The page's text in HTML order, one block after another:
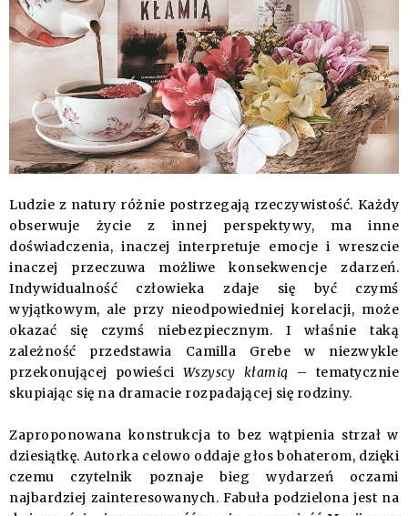
Ludzie z natury różnie postrzegają rzeczywistość. Każdy
obserwuje życie z innej perspektywy, ma inne
doświadczenia, inaczej interpretuje emocje i wreszcie
inaczej przeczuwa możliwe konsekwencje zdarzeń.
Indywidualność człowieka zdaje się być czymś
wyjątkowym, ale przy nieodpowiedniej korelacji, może
okazać się czymś niebezpiecznym. I właśnie taką
zależność przedstawia Camilla Grebe w niezwykle
przekonującej powieści Wszyscy kłamią – tematycznie
skupiając się na dramacie rozpadającej się rodziny.
Zaproponowana konstrukcja to bez wątpienia strzał w
dziesiątkę. Autorka celowo oddaje głos bohaterom, dzięki
czemu czytelnik poznaje bieg wydarzeń oczami
najbardziej zainteresowanych. Fabuła podzielona jest na